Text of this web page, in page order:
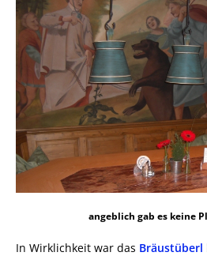
angeblich gab es keine
In Wirklichkeit war das Bräustüberl